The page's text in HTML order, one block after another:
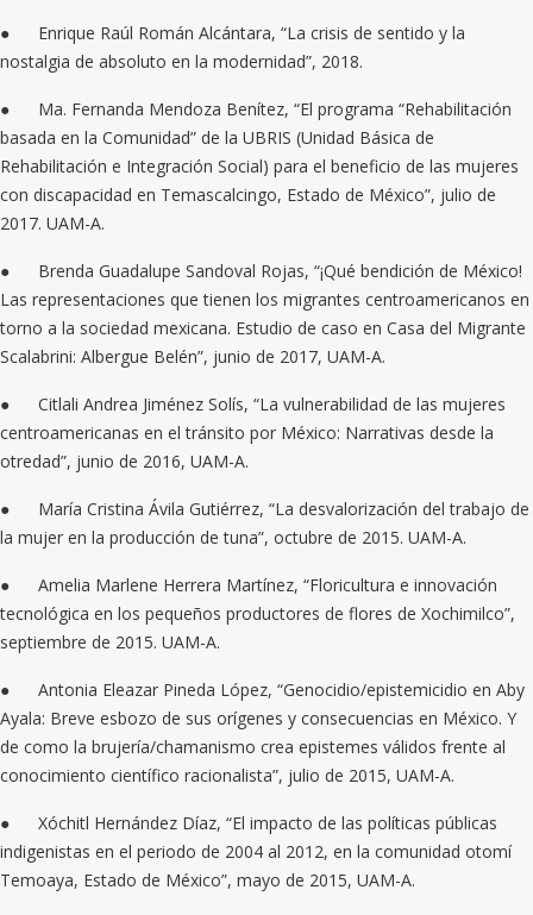
● Enrique Raúl Román Alcántara, “La crisis de sentido y la
nostalgia de absoluto en la modernidad”, 2018.
● Ma. Fernanda Mendoza Benítez, “El programa “Rehabilitación
basada en la Comunidad” de la UBRIS (Unidad Básica de
Rehabilitación e Integración Social) para el beneficio de las mujeres
con discapacidad en Temascalcingo, Estado de México”, julio de
2017. UAM-A.
● Brenda Guadalupe Sandoval Rojas, “¡Qué bendición de México!
Las representaciones que tienen los migrantes centroamericanos en
torno a la sociedad mexicana. Estudio de caso en Casa del Migrante
Scalabrini: Albergue Belén”, junio de 2017, UAM-A.
● Citlali Andrea Jiménez Solís, “La vulnerabilidad de las mujeres
centroamericanas en el tránsito por México: Narrativas desde la
otredad”, junio de 2016, UAM-A.
● María Cristina Ávila Gutiérrez, “La desvalorización del trabajo de
la mujer en la producción de tuna”, octubre de 2015. UAM-A.
● Amelia Marlene Herrera Martínez, “Floricultura e innovación
tecnológica en los pequeños productores de flores de Xochimilco”,
septiembre de 2015. UAM-A.
● Antonia Eleazar Pineda López, “Genocidio/epistemicidio en Aby
Ayala: Breve esbozo de sus orígenes y consecuencias en México. Y
de como la brujería/chamanismo crea epistemes válidos frente al
conocimiento científico racionalista”, julio de 2015, UAM-A.
● Xóchitl Hernández Díaz, “El impacto de las políticas públicas
indigenistas en el periodo de 2004 al 2012, en la comunidad otomí
Temoaya, Estado de México”, mayo de 2015, UAM-A.